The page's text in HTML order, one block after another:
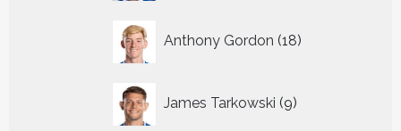
Anthony Gordon 18
producten
James Tarkowski 9
producten